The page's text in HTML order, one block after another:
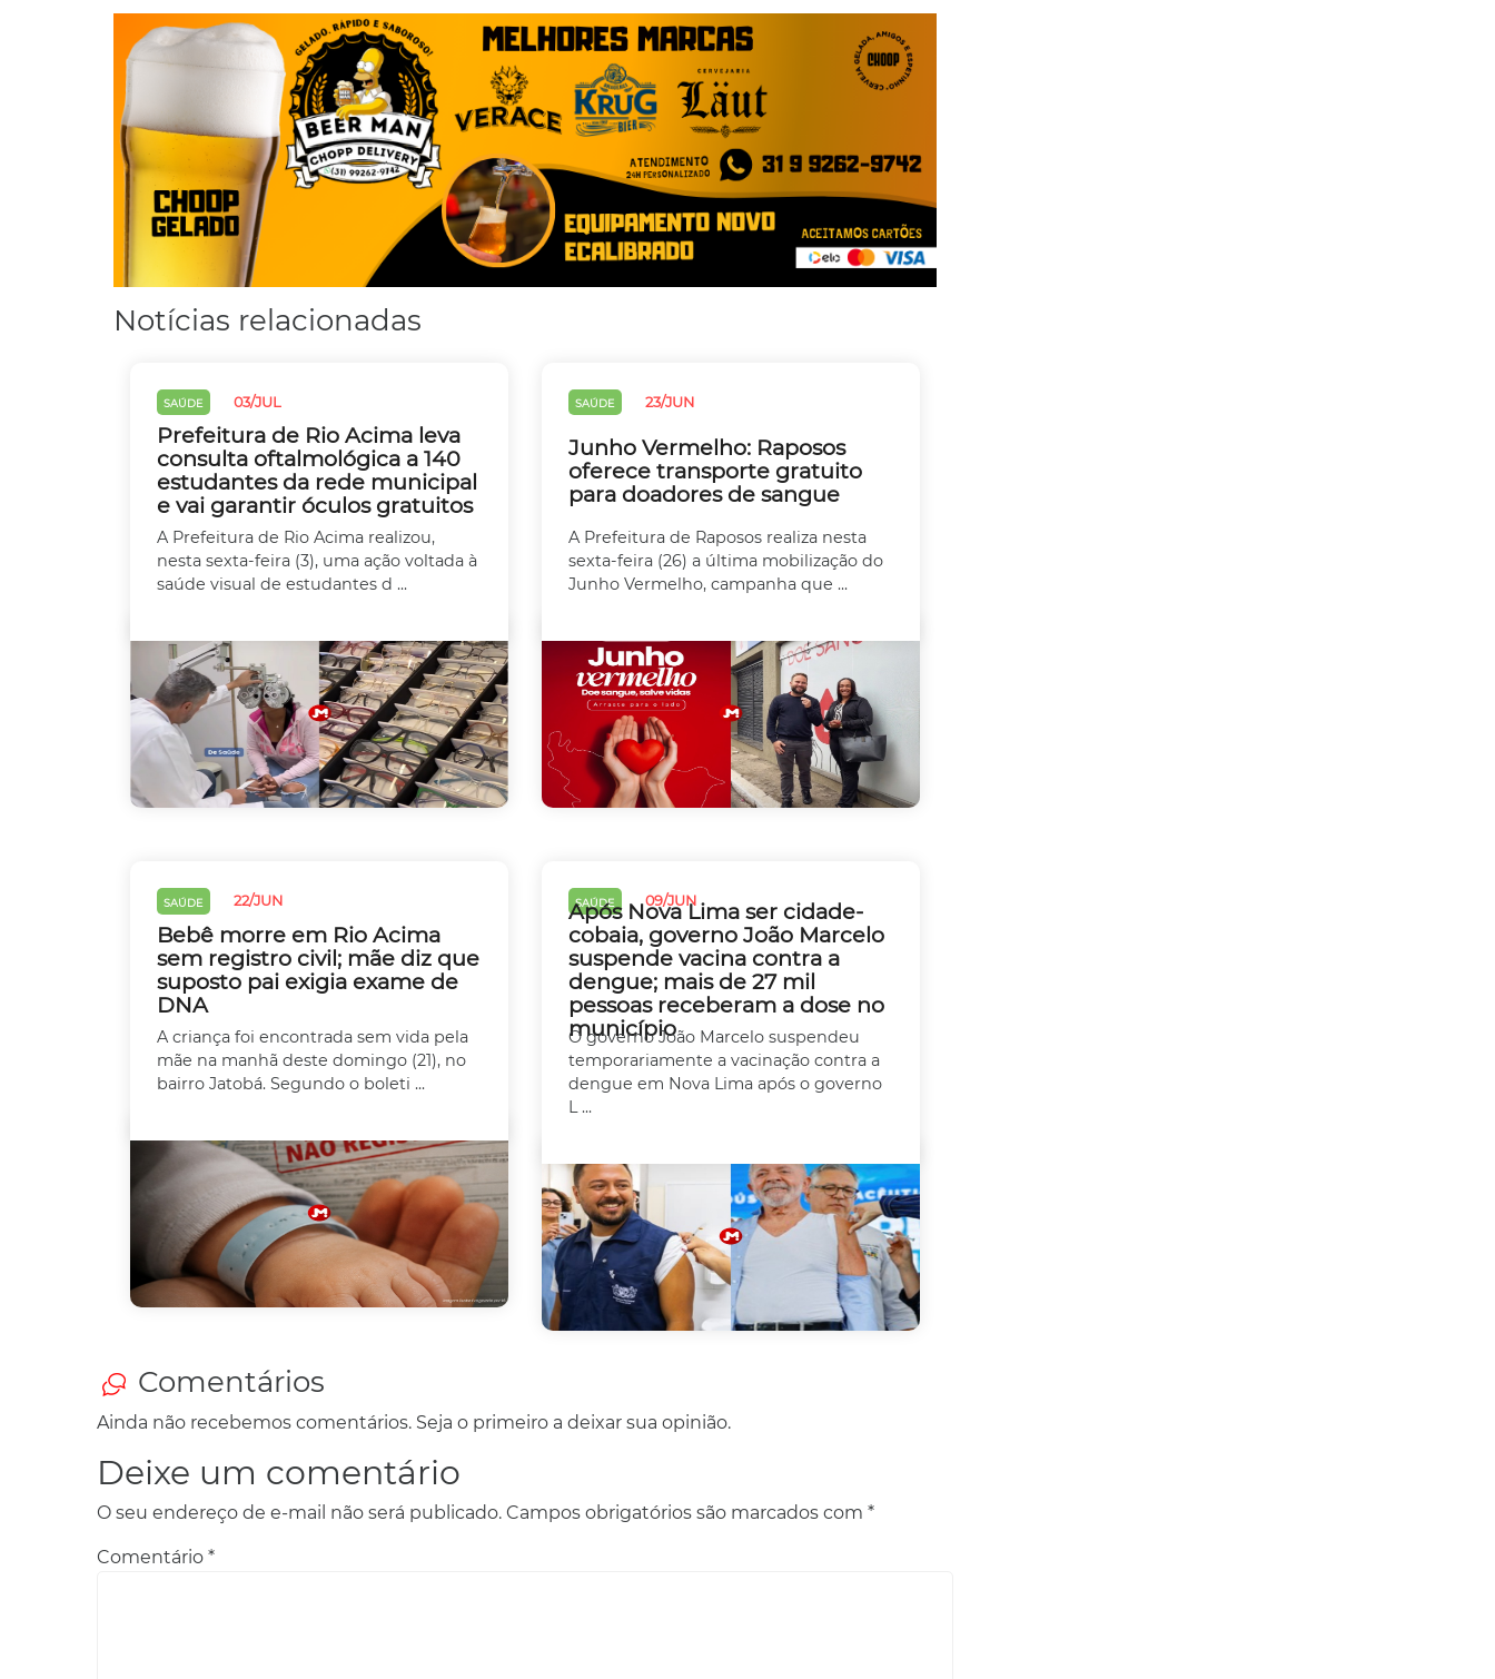
Notícias relacionadas
SAÚDE 03/JUL
Prefeitura de Rio Acima leva
consulta oftalmológica a 140
estudantes da rede municipal
e vai garantir óculos gratuitos
A Prefeitura de Rio Acima realizou,
nesta sexta-feira (3), uma ação voltada à
saúde visual de estudantes d ...
SAÚDE 23/JUN
Junho Vermelho: Raposos
oferece transporte gratuito
para doadores de sangue
A Prefeitura de Raposos realiza nesta
sexta-feira (26) a última mobilização do
Junho Vermelho, campanha que ...
SAÚDE 22/JUN
Bebê morre em Rio Acima
sem registro civil; mãe diz que
suposto pai exigia exame de
DNA
A criança foi encontrada sem vida pela
mãe na manhã deste domingo (21), no
bairro Jatobá. Segundo o boleti ...
SAÚDE 09/JUN
Após Nova Lima ser cidade-
cobaia, governo João Marcelo
suspende vacina contra a
dengue; mais de 27 mil
pessoas receberam a dose no
município
O governo João Marcelo suspendeu
temporariamente a vacinação contra a
dengue em Nova Lima após o governo
L ...
Comentários
Ainda não recebemos comentários. Seja o primeiro a deixar sua opinião.
Deixe um comentário
O seu endereço de e-mail não será publicado. Campos obrigatórios são marcados com *
Comentário *